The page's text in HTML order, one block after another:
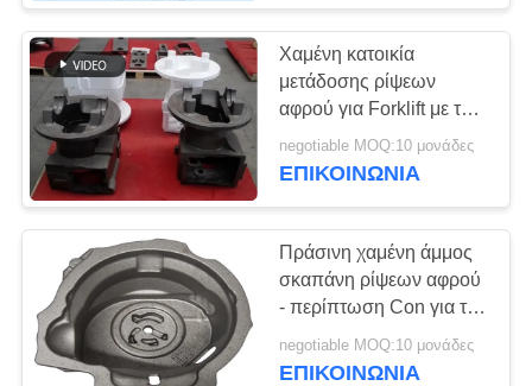
ΜΑΣ
ΕΛΆΤΕ
ΣΕ
ΕΠΑΦΉ
ΜΕ
ΕΙΔΉΣΕΙΣ
ΖΗΤΉΣΤΕ
Χαμένη κατοικία
μετάδοσης ρίψεων
αφρού για Forklift με τη
ζωγραφική τέρματος
negotiable MOQ:10 μονάδες
ΕΠΙΚΟΙΝΩΝΊΑ
Πράσινη χαμένη άμμος
σκαπάνη ρίψεων αφρού
- περίπτωση Con για τα
βιομηχανικά οχήματα
negotiable MOQ:10 μονάδες
ΕΠΙΚΟΙΝΩΝΊΑ